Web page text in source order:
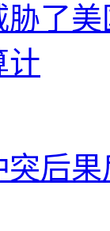
了
计
后